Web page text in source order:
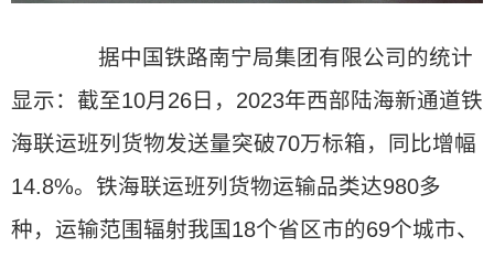
据中国铁路南宁局集团有限公司的统计
显示：截至10月26日，2023年西部陆海新通道铁
海联运班列货物发送量突破70万标箱，同比增幅
14.8%。铁海联运班列货物运输品类达980多
种，运输范围辐射我国18个省区市的69个城市、